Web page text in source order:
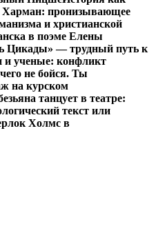
Харман: пронизывающее
и христианской
в поэме Елены
Цикады» — трудный путь к
и ученые: конфликт
не бойся. Ты
на курском
танцует в театре:
текст или
Холмс в